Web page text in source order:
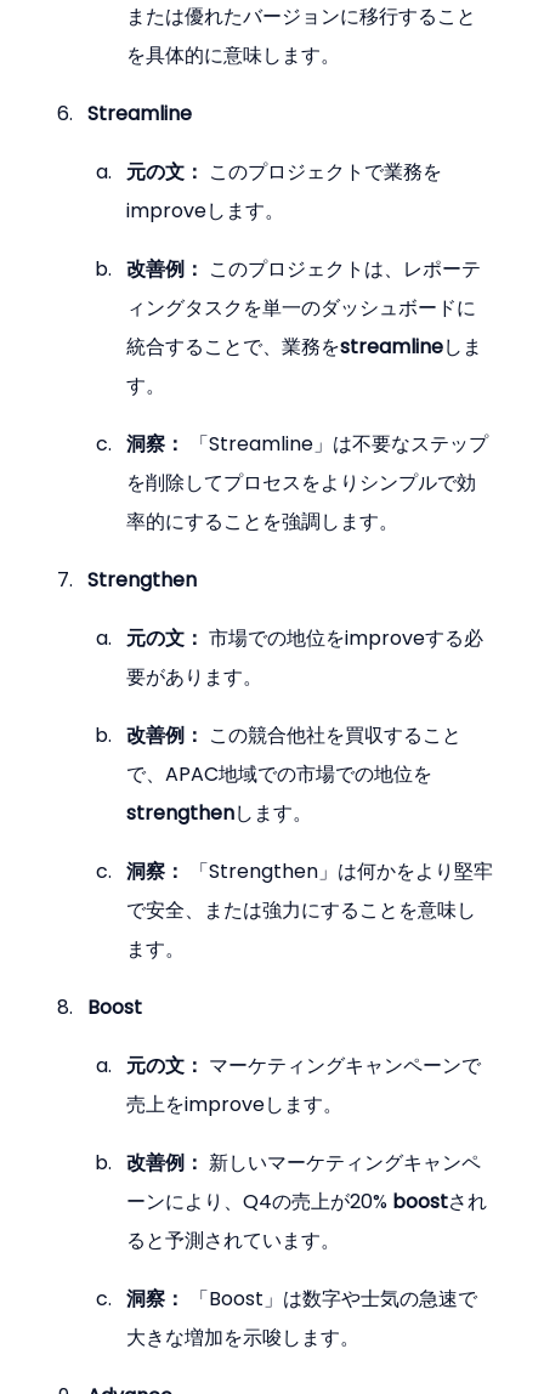
または優れたバージョンに移行すること
を具体的に意味します。
Streamline
元の文： このプロジェクトで業務を
improveします。
改善例： このプロジェクトは、レポーテ
ィングタスクを単一のダッシュボードに
統合することで、業務をstreamlineしま
す。
洞察：
「Streamline」は不要なステップ
を削除してプロセスをよりシンプルで効
率的にすることを強調します。
Strengthen
元の文： 市場での地位をimproveする必
要があります。
改善例： この競合他社を買収すること
で、APAC地域での市場での地位を
strengthenします。
洞察：
「Strengthen」は何かをより堅牢
で安全、または強力にすることを意味し
ます。
Boost
元の文： マーケティングキャンペーンで
売上をimproveします。
改善例： 新しいマーケティングキャンペ
ーンにより、Q4の売上が20% boostされ
ると予測されています。
洞察：
「Boost」は数字や士気の急速で
大きな増加を示唆します。